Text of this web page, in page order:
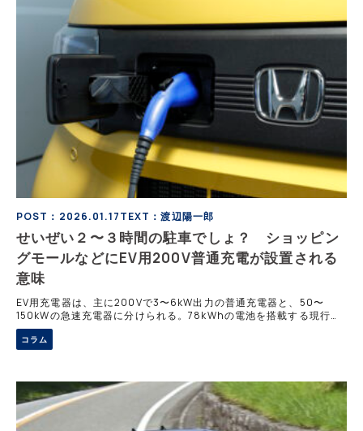
POST：2026.01.17TEXT：渡辺陽一郎
せいぜい２〜３時間の駐車でしょ？ ショッピン
グモールなどにEV用200V普通充電が設置される
意味
EV用充電器は、主に200Vで3〜6kW出力の普通充電器と、50〜
150kWの急速充電器に分けられる。78kWhの電池を搭載する現行リ
ーフでは、普通充電で満充電まで14〜28時間を要する一方、急速充
電なら80％まで45〜75分で到達する。
コラム